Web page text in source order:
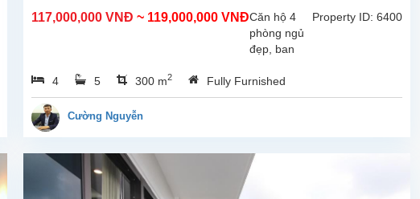
117,000,000 VNĐ ~ 119,000,000 VNĐ Property ID: 6400
Căn hộ 4
phòng ngủ
đẹp, ban
thoáng mát,
view Hồ tại
tích sử
4 5 300 m2 Fully Furnished
Cường Nguyễn